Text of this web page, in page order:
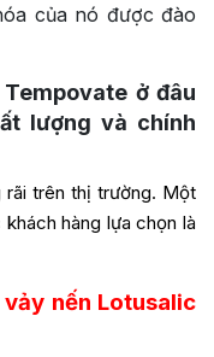
của nó được đào
ở đâu
lượng và chính
rãi trên thị trường. Một
hàng lựa chọn là
nến Lotusalic